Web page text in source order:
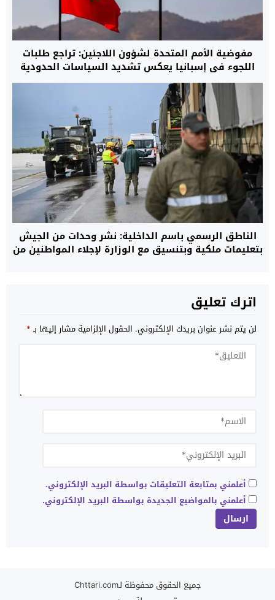
مفوضية الأمم المتحدة لشؤون اللاجئين: تراجع طلبات
اللجوء في إسبانيا يعكس تشديد السياسات الحدودية
وتوسيع التعاون مع المغرب
الناطق الرسمي باسم الداخلية: نشر وحدات من الجيش
بتعليمات ملكية وبتنسيق مع الوزارة لإجلاء المواطنين من
اترك تعليق
لن يتم نشر عنوان بريدك الإلكتروني. الحقول الإلزامية مشار إليها بـ*
أعلمني بمتابعة التعليقات بواسطة البريد الإلكتروني.
أعلمني بالمواضيع الجديدة بواسطة البريد الإلكتروني.
جميع الحقوق محفوظة لـChttari.com